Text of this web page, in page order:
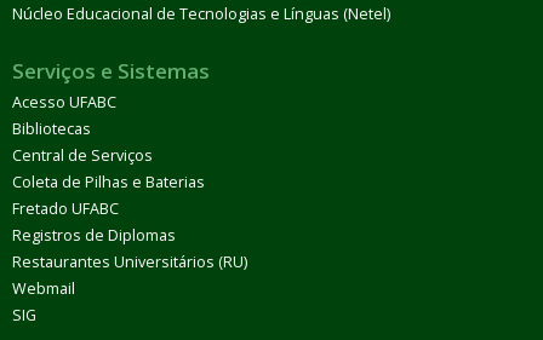
Núcleo Educacional de Tecnologias e Línguas (Netel)
Serviços e Sistemas
Acesso UFABC
Bibliotecas
Central de Serviços
Coleta de Pilhas e Baterias
Fretado UFABC
Registros de Diplomas
Restaurantes Universitários (RU)
Webmail
SIG